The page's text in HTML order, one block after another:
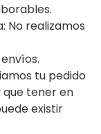
No realizamos
tu pedido
que tener en
existir